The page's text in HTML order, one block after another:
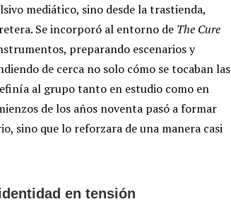
mediático, sino desde la trastienda,
Se incorporó al entorno de The Cure
preparando escenarios y
de cerca no solo cómo se tocaban las
al grupo tanto en estudio como en
de los años noventa pasó a formar
sino que lo reforzara de una manera casi
en tensión